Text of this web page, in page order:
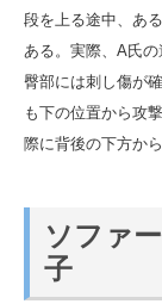
段を上る途中、あ
ある。実際、A氏
臀部には刺し傷が
も下の位置から攻
際に背後の下方か
ソファ
子